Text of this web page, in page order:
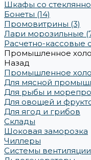
Шкафы со
Бонеты (14)
Промовитрины (3)
Лари морозильные
Расчетно-кассовые
Промышленное
Назад
Промышленное
Для мясной
Для рыбы и
Для овощей и
Для ягод и грибов
Склады
Шоковая заморозка
Чиллеры
Системы